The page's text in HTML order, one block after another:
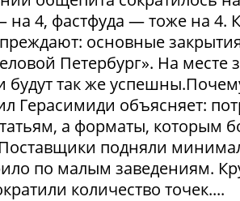
на 4, фастфуда — тоже на 4.
основные
Петербург». На
будут так же
Герасимиди объясняет:
а форматы, которым
подняли
по малым заведениям.
количество точек....